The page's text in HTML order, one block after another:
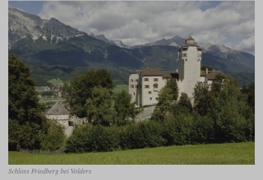
Schloss Friedberg bei Volders